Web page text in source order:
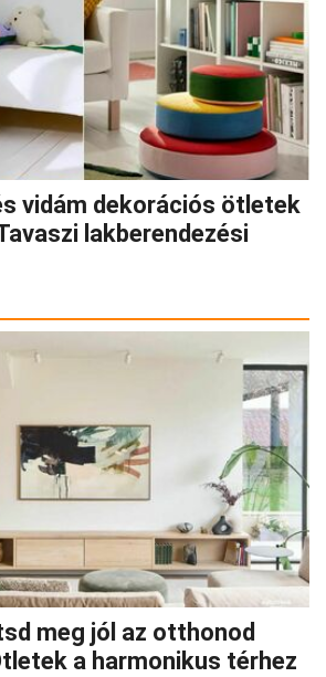
vidám dekorációs ötletek
lakberendezési
meg jól az otthonod
a harmonikus térhez